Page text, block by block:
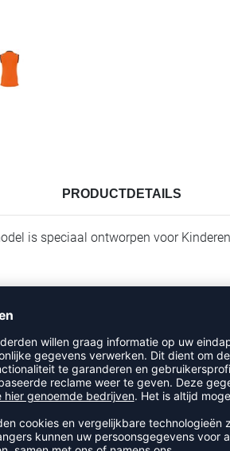
PRODUCTDETAILS
is speciaal ontworpen voor
RECENT BEKEKEN